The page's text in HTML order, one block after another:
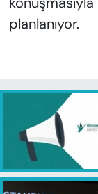
planlanıyor.